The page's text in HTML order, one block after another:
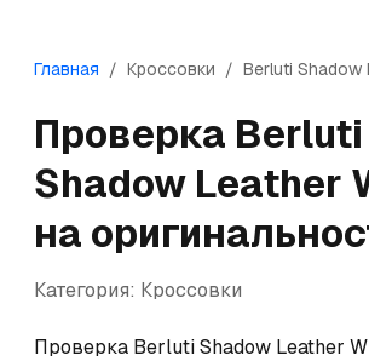
Главная / Кроссовки / Berluti Shadow
Проверка Berluti
Shadow Leather
на
Категория: Кроссовки
Проверка Berluti Shadow Leather